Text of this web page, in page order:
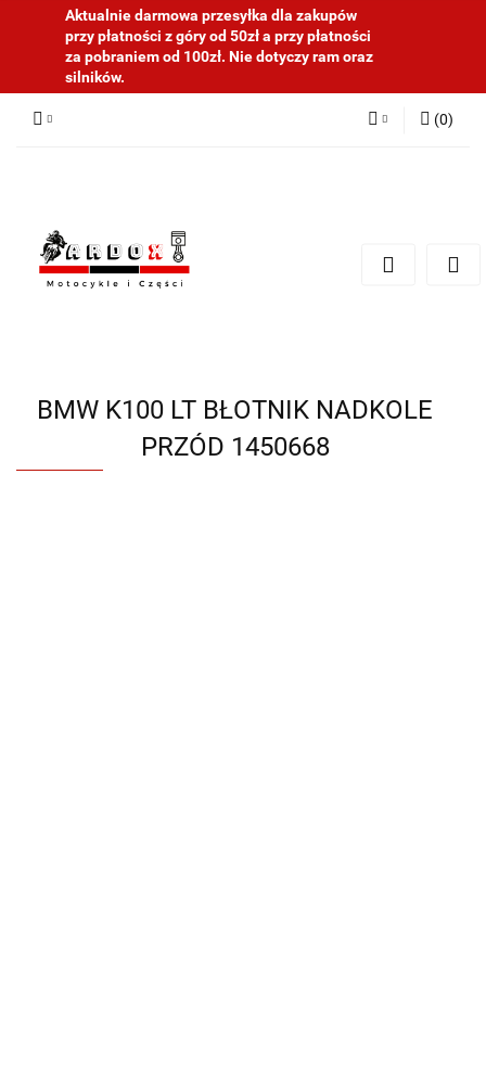
Aktualnie darmowa przesyłka dla zakupów
przy płatności z góry od 50zł a przy płatności
za pobraniem od 100zł. Nie dotyczy ram oraz
silników.
(0)
BMW K100 LT BŁOTNIK NADKOLE
PRZÓD 1450668